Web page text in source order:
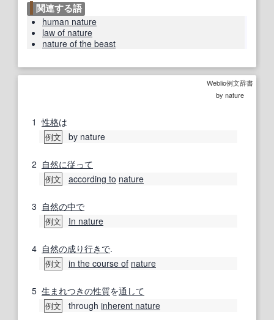
関連する語
human nature
law of nature
nature of the beast
Weblio例文辞書
by nature
1 性格は
例文 by nature
2 自然に従って
例文 according to nature
3 自然の中で
例文 In nature
4 自然の成り行きで.
例文 in the course of nature
5 生まれつきの性質を通して
例文 through inherent nature